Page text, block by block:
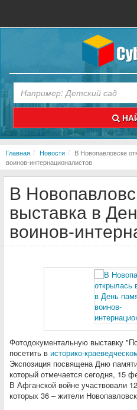
Главная Новости
В Новопавловске
воинов-интернационалистов
В
выставка в
воинов-
Фотодокументальную выставку
посетить в историко-
Экспозиция посвящена Дню
который отмечается сегодня, 15
В Афганской войне участвовали
которых 36 – жители